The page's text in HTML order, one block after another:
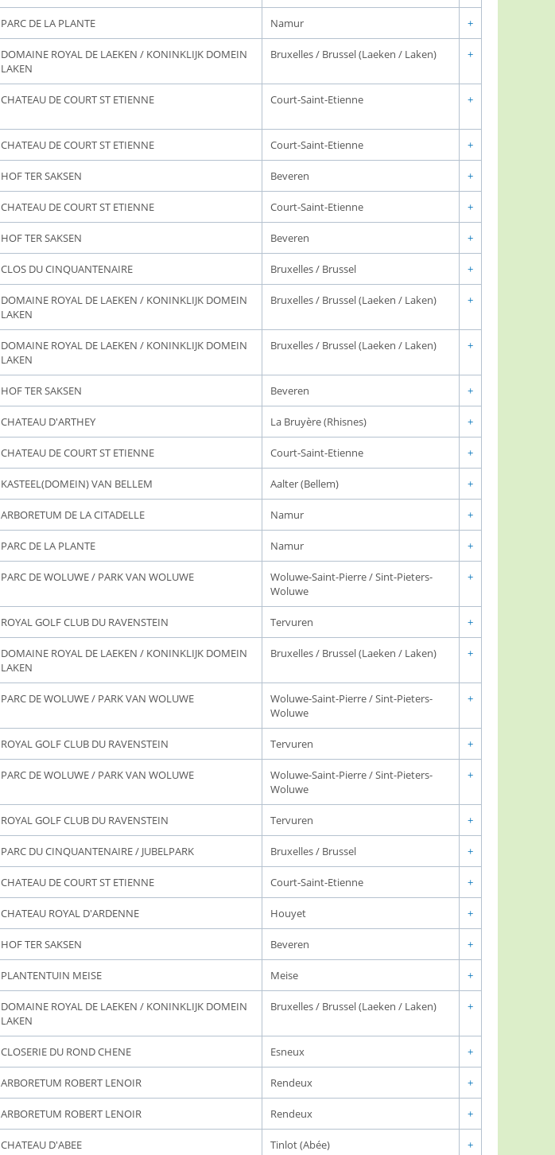
PARC DE LA PLANTE Namur +
DOMAINE ROYAL DE LAEKEN / KONINKLIJK DOMEIN
LAKEN
Bruxelles / Brussel (Laeken / Laken) +
CHATEAU DE COURT ST ETIENNE Court-Saint-Etienne +
CHATEAU DE COURT ST ETIENNE Court-Saint-Etienne +
HOF TER SAKSEN Beveren +
CHATEAU DE COURT ST ETIENNE Court-Saint-Etienne +
HOF TER SAKSEN Beveren +
CLOS DU CINQUANTENAIRE Bruxelles / Brussel +
DOMAINE ROYAL DE LAEKEN / KONINKLIJK DOMEIN
LAKEN
Bruxelles / Brussel (Laeken / Laken) +
DOMAINE ROYAL DE LAEKEN / KONINKLIJK DOMEIN
LAKEN
Bruxelles / Brussel (Laeken / Laken) +
HOF TER SAKSEN Beveren +
CHATEAU D'ARTHEY La Bruyère (Rhisnes) +
CHATEAU DE COURT ST ETIENNE Court-Saint-Etienne +
KASTEEL(DOMEIN) VAN BELLEM Aalter (Bellem) +
ARBORETUM DE LA CITADELLE Namur +
PARC DE LA PLANTE Namur +
PARC DE WOLUWE / PARK VAN WOLUWE
Woluwe-Saint-Pierre / Sint-Pieters-
Woluwe
+
ROYAL GOLF CLUB DU RAVENSTEIN Tervuren +
DOMAINE ROYAL DE LAEKEN / KONINKLIJK DOMEIN
LAKEN
Bruxelles / Brussel (Laeken / Laken) +
PARC DE WOLUWE / PARK VAN WOLUWE
Woluwe-Saint-Pierre / Sint-Pieters-
Woluwe
+
ROYAL GOLF CLUB DU RAVENSTEIN Tervuren +
PARC DE WOLUWE / PARK VAN WOLUWE
Woluwe-Saint-Pierre / Sint-Pieters-
Woluwe
+
ROYAL GOLF CLUB DU RAVENSTEIN Tervuren +
PARC DU CINQUANTENAIRE / JUBELPARK Bruxelles / Brussel +
CHATEAU DE COURT ST ETIENNE Court-Saint-Etienne +
CHATEAU ROYAL D'ARDENNE Houyet +
HOF TER SAKSEN Beveren +
PLANTENTUIN MEISE Meise +
DOMAINE ROYAL DE LAEKEN / KONINKLIJK DOMEIN
LAKEN
Bruxelles / Brussel (Laeken / Laken) +
CLOSERIE DU ROND CHENE Esneux +
ARBORETUM ROBERT LENOIR Rendeux +
ARBORETUM ROBERT LENOIR Rendeux +
CHATEAU D'ABEE Tinlot (Abée) +